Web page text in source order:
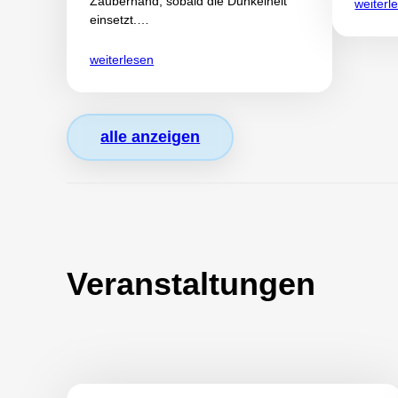
einsetzt.…
weiterlesen
alle anzeigen
Veranstaltungen